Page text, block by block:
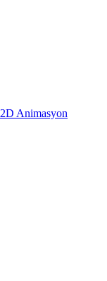
2D Animasyon